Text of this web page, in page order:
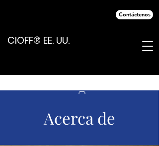
Contáctenos
CIOFF® EE. UU.
Acerca de